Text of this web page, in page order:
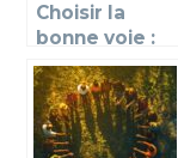
Choisir la
bonne voie :
les avantages
d’opter pour
une solution
SaaS